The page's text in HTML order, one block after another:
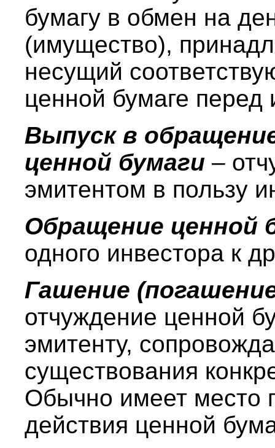
бумагу в обмен на
(имущество),
несущий
ценной бумаге перед
Выпуск в
ценной бумаги –
эмитентом в пользу
Обращение ценной
одного инвестора к
Гашение
отчуждение ценной
эмитенту,
существования
Обычно имеет место
действия ценной